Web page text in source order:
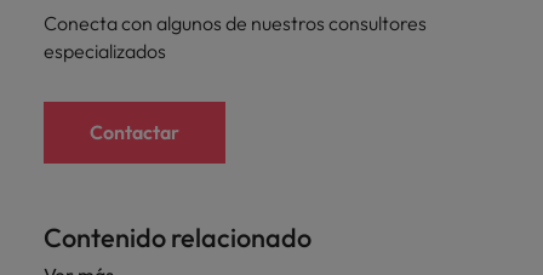
Conecta con algunos de nuestros consultores
especializados
Contactar
Contenido relacionado